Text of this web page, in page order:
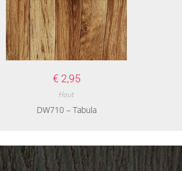
€ 2,95
Hout
DW710 – Tabula